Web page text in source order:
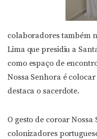
colaboradores também
Lima que presidiu a
como espaço de
Nossa Senhora é
destaca o sacerdote.
O gesto de coroar
colonizadores